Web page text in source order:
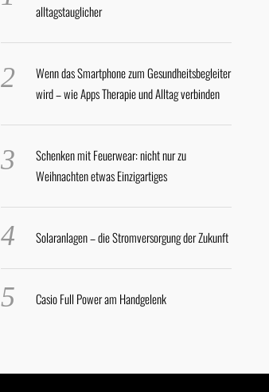
alltagstauglicher
Wenn das Smartphone zum Gesundheitsbegleiter
wird – wie Apps Therapie und Alltag verbinden
Schenken mit Feuerwear: nicht nur zu
Weihnachten etwas Einzigartiges
Solaranlagen – die Stromversorgung der Zukunft
Casio Full Power am Handgelenk